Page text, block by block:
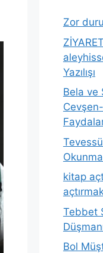
Zor
Yazılışı
Bela ve
kitap
Tebbet
Bol